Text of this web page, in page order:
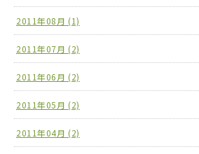
2011年08月 (1)
2011年07月 (2)
2011年06月 (2)
2011年05月 (2)
2011年04月 (2)